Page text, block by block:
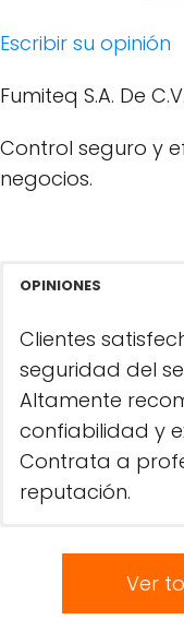
Escribir su opinión
Fumiteq S.A. De
Control seguro y
negocios.
OPINIONES
Clientes
seguridad del
Altamente
confiabilidad y
Contrata a
reputación.
Ver